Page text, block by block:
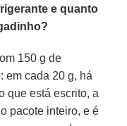
e quanto
150 g de
em cada 20 g, há
que está escrito, a
pacote inteiro, e é